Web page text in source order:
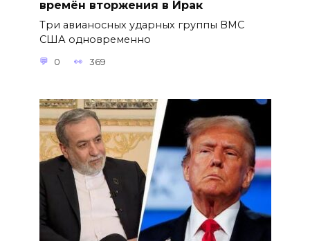
времён вторжения в Ирак
Три авианосных ударных группы ВМС
США одновременно
0 369